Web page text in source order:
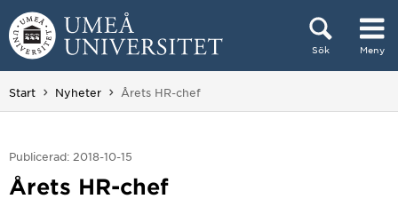
Hoppa direkt till innehållet
Sök Meny
Huvudmenyn dold.
Start Nyheter Du är här:
Årets HR-chef
Publicerad: 2018-10-15
Årets HR-chef